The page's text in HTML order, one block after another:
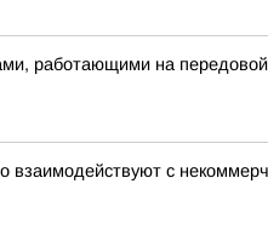
работающими на
с